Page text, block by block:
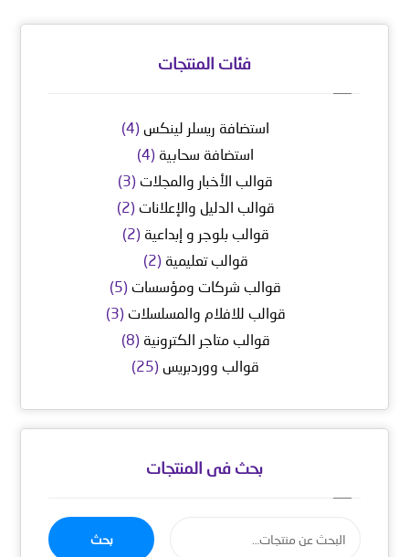
فئات المنتجات
استضافة ريسلر لينكس (4)
استضافة سحابية (4)
قوالب الأخبار والمجلات (3)
قوالب الدليل والإعلانات (2)
قوالب بلوجر و إبداعية (2)
قوالب تعليمية (2)
قوالب شركات ومؤسسات (5)
قوالب للافلام والمسلسلات (3)
قوالب متاجر الكترونية (8)
قوالب ووردبريس (25)
بحث فى المنتجات
بحث